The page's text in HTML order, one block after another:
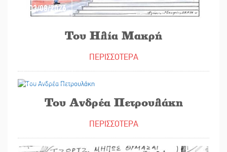
03/08/2026
Του Ηλία Μακρή
ΠΕΡΙΣΣΟΤΕΡΑ
Του Ανδρέα Πετρουλάκη
ΠΕΡΙΣΣΟΤΕΡΑ